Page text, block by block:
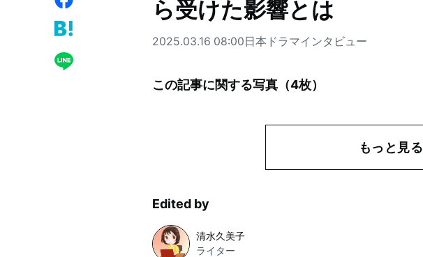
ら受けた影響とは
2025.03.16 08:00日本ドラマインタビュー
この記事に関する写真（4枚）
もっと見る
Edited by
清水久美子
ライター